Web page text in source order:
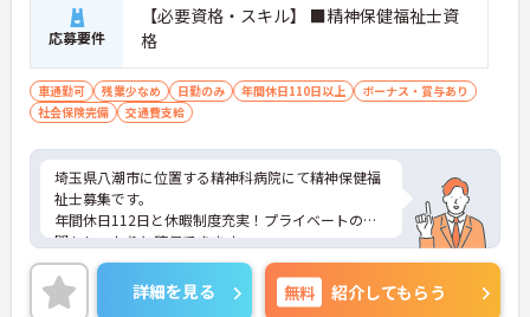
応募要件
【必要資格・スキル】 ■精神保健福祉士資
格
車通勤可 残業少なめ 日勤のみ 年間休日110日以上
ボーナス・賞与あり
社会保険完備
交通費支給
埼玉県八潮市に位置する精神科病院にて精神保健福
祉士募集です。
年間休日112日と休暇制度充実！プライベートの時
間もしっかりと確保できます。
ご興味のある方には、面接対策ポイントなど、さら
に詳細をお話いたしますので、お気軽にご相談くだ
さい。
詳細を見る 無料 紹介してもらう